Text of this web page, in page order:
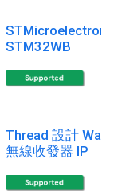
STM32WB
Thread 設計 Ware
無線收發器 IP